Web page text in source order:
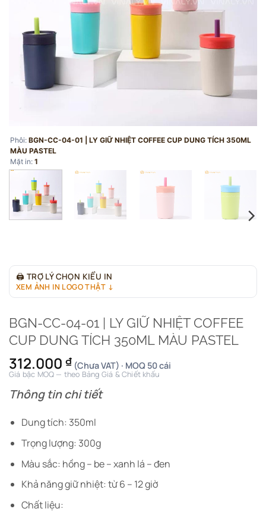
Phôi: BGN-CC-04-01 | LY GIỮ NHIỆT COFFEE CUP DUNG TÍCH 350ML
MÀU PASTEL
Mặt in: 1
🖨 TRỢ LÝ CHỌN KIỂU IN
XEM ẢNH IN LOGO THẬT ↓
BGN-CC-04-01 | LY GIỮ NHIỆT COFFEE
CUP DUNG TÍCH 350ML MÀU PASTEL
312.000 ₫ (Chưa VAT) · MOQ 50 cái
Giá bậc MOQ — theo Bảng Giá & Chiết khấu
Thông tin chi tiết
Dung tích: 350ml
Trọng lượng: 300g
Màu sắc: hồng – be – xanh lá – đen
Khả năng giữ nhiệt: từ 6 – 12 giờ
Chất liệu: